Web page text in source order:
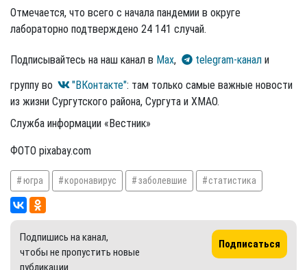
Отмечается, что всего с начала пандемии в округе
лабораторно подтверждено 24 141 случай.
Подписывайтесь на наш канал в Max, telegram-канал и
группу во
"ВКонтакте": там только самые важные новости
из жизни Сургутского района, Сургута и ХМАО.
Служба информации «Вестник»
ФОТО pixabay.com
югра коронавирус заболевшие статистика
Подпишись на канал,
чтобы не пропустить новые
публикации
Подписаться